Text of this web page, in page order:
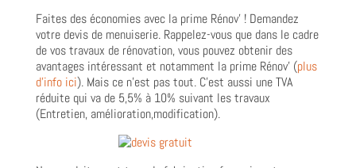
Faites des économies avec la prime Rénov’ ! Demandez
votre devis de menuiserie. Rappelez-vous que dans le cadre
de vos travaux de rénovation, vous pouvez obtenir des
avantages intéressant et notamment la prime Rénov’ (plus
d’info ici). Mais ce n’est pas tout. C’est aussi une TVA
réduite qui va de 5,5% à 10% suivant les travaux
(Entretien, amélioration,modification).